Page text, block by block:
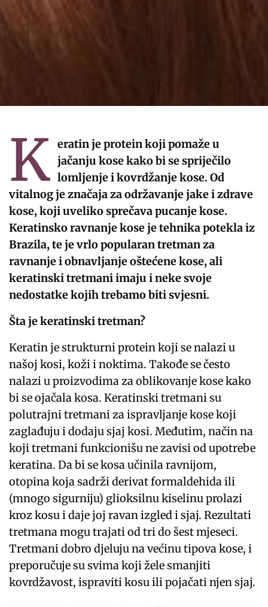
K eratin je protein koji pomaže u
jačanju kose kako bi se spriječilo
lomljenje i kovrdžanje kose. Od
vitalnog je značaja za održavanje jake i zdrave
kose, koji uveliko sprečava pucanje kose.
Keratinsko ravnanje kose je tehnika potekla iz
Brazila, te je vrlo popularan tretman za
ravnanje i obnavljanje oštećene kose, ali
keratinski tretmani imaju i neke svoje
nedostatke kojih trebamo biti svjesni.
Šta je keratinski tretman?
Keratin je strukturni protein koji se nalazi u
našoj kosi, koži i noktima. Takođe se često
nalazi u proizvodima za oblikovanje kose kako
bi se ojačala kosa. Keratinski tretmani su
polutrajni tretmani za ispravljanje kose koji
zaglađuju i dodaju sjaj kosi. Međutim, način na
koji tretmani funkcionišu ne zavisi od upotrebe
keratina. Da bi se kosa učinila ravnijom,
otopina koja sadrži derivat formaldehida ili
(mnogo sigurniju) glioksilnu kiselinu prolazi
kroz kosu i daje joj ravan izgled i sjaj. Rezultati
tretmana mogu trajati od tri do šest mjeseci.
Tretmani dobro djeluju na većinu tipova kose, i
preporučuje su svima koji žele smanjiti
kovrdžavost, ispraviti kosu ili pojačati njen sjaj.